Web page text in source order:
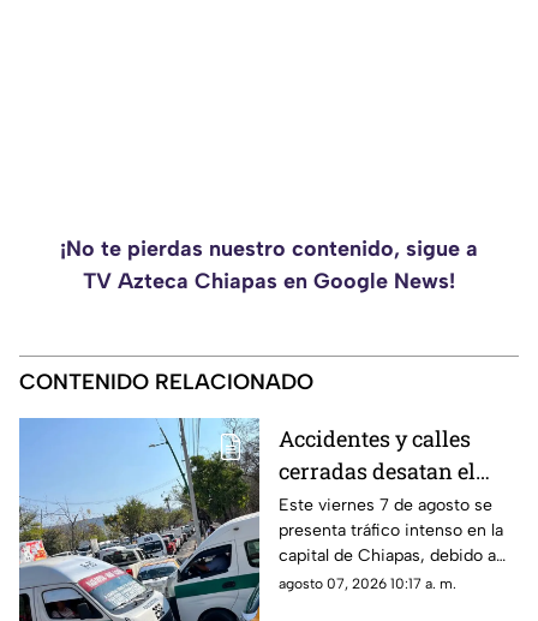
¡No te pierdas nuestro contenido, sigue a
TV Azteca Chiapas en Google News!
CONTENIDO RELACIONADO
Accidentes y calles
cerradas desatan el
tráfico en Tuxtla
Gutiérrez este viernes
Este viernes 7 de agosto se
presenta tráfico intenso en la
capital de Chiapas, debido a
accidentes, calles cerradas y
agosto 07, 2026 10:17 a. m.